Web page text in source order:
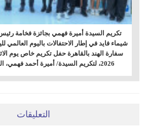
تكريم السيدة أميرة فهمي بجائزة فخامة رئيس
2026، لتكريم السيدة/ أميرة أحمد فهمي، الحاصلة على "جائز
التعليقات